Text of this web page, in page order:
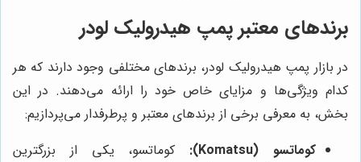
برندهای معتبر پمپ هیدرولیک لودر
در بازار پمپ هیدرولیک لودر، برندهای مختلفی وجود دارند که هر
کدام ویژگی‌ها و مزایای خاص خود را ارائه می‌دهند. در این
بخش، به معرفی برخی از برندهای معتبر و پرطرفدار می‌پردازیم:
کوماتسو (Komatsu):
کوماتسو، یکی از بزرگترین